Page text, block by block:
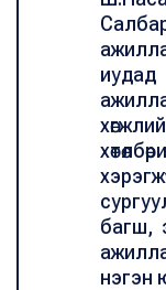
багш,
нэгэн